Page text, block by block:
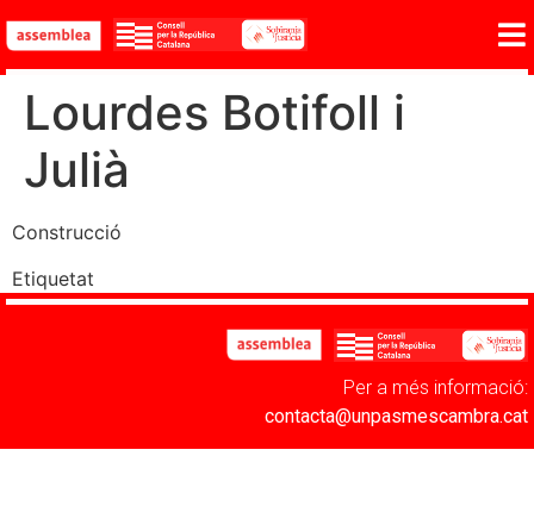
Lourdes Botifoll i
Julià
Construcció
Etiquetat
Per a més informació:
contacta@unpasmescambra.cat